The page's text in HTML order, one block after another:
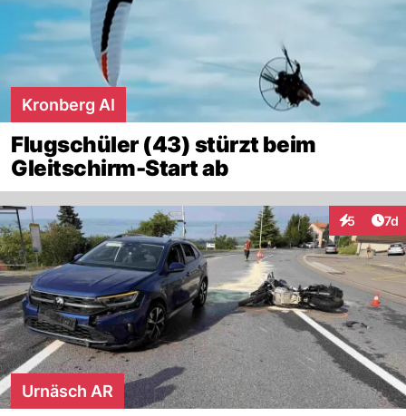
Kronberg AI
Flugschüler (43) stürzt beim
Gleitschirm-Start ab
5 7d
Urnäsch AR